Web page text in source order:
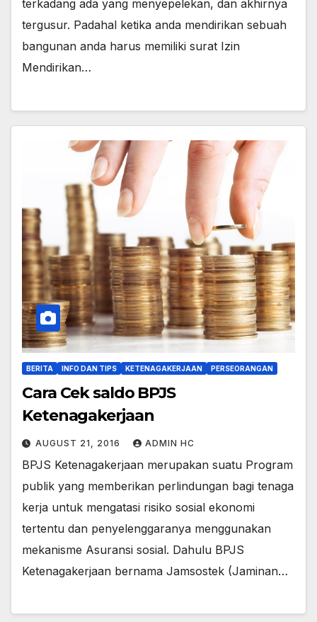
terkadang ada yang menyepelekan, dan akhirnya
tergusur. Padahal ketika anda mendirikan sebuah
bangunan anda harus memiliki surat Izin
Mendirikan…
BERITA INFO DAN TIPS KETENAGAKERJAAN PERSEORANGAN
Cara Cek saldo BPJS
Ketenagakerjaan
AUGUST 21, 2016 ADMIN HC
BPJS Ketenagakerjaan merupakan suatu Program
publik yang memberikan perlindungan bagi tenaga
kerja untuk mengatasi risiko sosial ekonomi
tertentu dan penyelenggaranya menggunakan
mekanisme Asuransi sosial. Dahulu BPJS
Ketenagakerjaan bernama Jamsostek (Jaminan…